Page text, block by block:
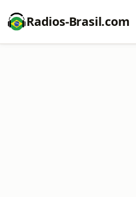
Radios-Brasil.com